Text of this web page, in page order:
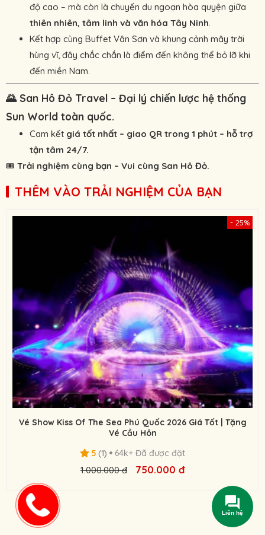
độ cao – mà còn là chuyến du ngoạn hòa quyện giữa
thiên nhiên, tâm linh và văn hóa Tây Ninh
Kết hợp cùng Buffet Vân Sơn và khung cảnh mây trời
hùng vĩ, đây chắc chắn là điểm đến không thể bỏ lỡ khi
đến miền Nam.
🌄 San Hô Đỏ Travel – Đại lý chiến lược hệ thống
Sun World toàn quốc.
Cam kết giá tốt nhất – giao QR trong 1 phút – hỗ trợ
tận tâm 24/7.
🎟️ Trải nghiệm cùng bạn – Vui cùng San Hô Đỏ.
THÊM VÀO TRẢI NGHIỆM CỦA BẠN
- 25%
Vé Show Kiss Of The Sea Phú Quốc 2026 Giá Tốt | Tặng
Vé Cầu Hôn
5 (1) 64k+ Đã được đặt
1.000.000 đ 750.000 đ
Liên hệ